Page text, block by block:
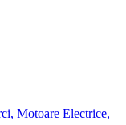
Motoare Electrice,